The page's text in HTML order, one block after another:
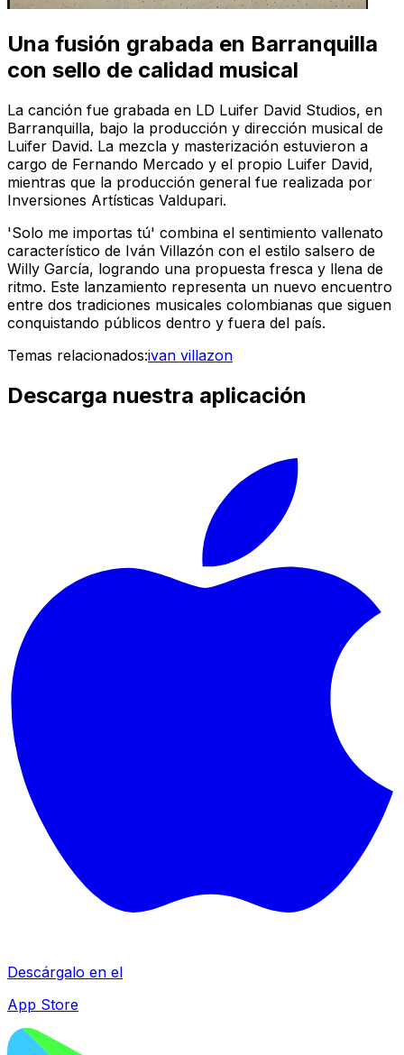
Una fusión grabada en Barranquilla
con sello de calidad musical
La canción fue grabada en LD Luifer David Studios, en
Barranquilla, bajo la producción y dirección musical de
Luifer David. La mezcla y masterización estuvieron a
cargo de Fernando Mercado y el propio Luifer David,
mientras que la producción general fue realizada por
Inversiones Artísticas Valdupari.
'Solo me importas tú' combina el sentimiento vallenato
característico de Iván Villazón con el estilo salsero de
Willy García, logrando una propuesta fresca y llena de
ritmo. Este lanzamiento representa un nuevo encuentro
entre dos tradiciones musicales colombianas que siguen
conquistando públicos dentro y fuera del país.
Temas relacionados:ivan villazon
Descarga nuestra aplicación
Descárgalo en el
App Store